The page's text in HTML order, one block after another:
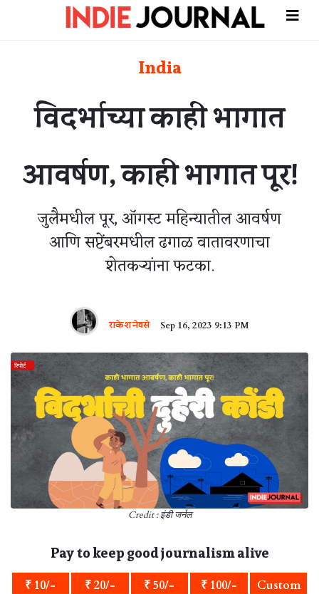
India
विदर्भाच्या काही भागात
आवर्षण, काही भागात पूर!
जुलैमधील पूर, ऑगस्ट महिन्यातील आवर्षण
आणि सप्टेंबरमधील ढगाळ वातावरणाचा
शेतकऱ्यांना फटका.
राकेश नेवसे Sep 16, 2023 9:13 PM
Credit : इंडी जर्नल
Pay to keep good journalism alive
₹ 10/- ₹ 20/- ₹ 50/- ₹ 100/- Custom